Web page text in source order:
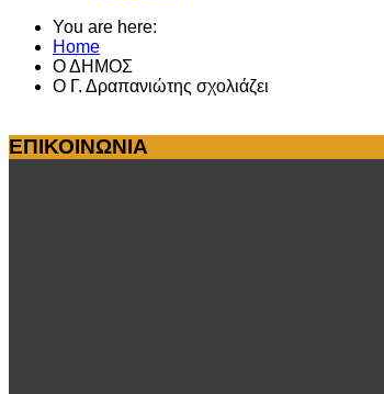
You are here:
Home
Ο ΔΗΜΟΣ
Ο Γ. Δραπανιώτης σχολιάζει
ΕΠΙΚΟΙΝΩΝΙΑ